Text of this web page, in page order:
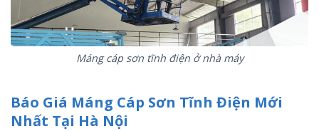
Máng cáp sơn tĩnh điện ở nhà máy
Báo Giá Máng Cáp Sơn Tĩnh Điện Mới
Nhất Tại Hà Nội